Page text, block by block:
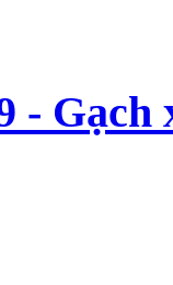
-